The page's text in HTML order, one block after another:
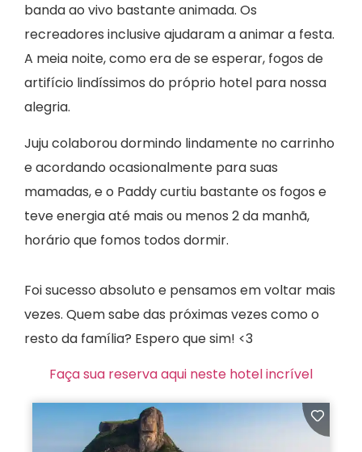
banda ao vivo bastante animada. Os
recreadores inclusive ajudaram a animar a festa.
A meia noite, como era de se esperar, fogos de
artifício lindíssimos do próprio hotel para nossa
alegria.
Juju colaborou dormindo lindamente no carrinho
e acordando ocasionalmente para suas
mamadas, e o Paddy curtiu bastante os fogos e
teve energia até mais ou menos 2 da manhã,
horário que fomos todos dormir.
Foi sucesso absoluto e pensamos em voltar mais
vezes. Quem sabe das próximas vezes como o
resto da família? Espero que sim! <3
Faça sua reserva aqui neste hotel incrível